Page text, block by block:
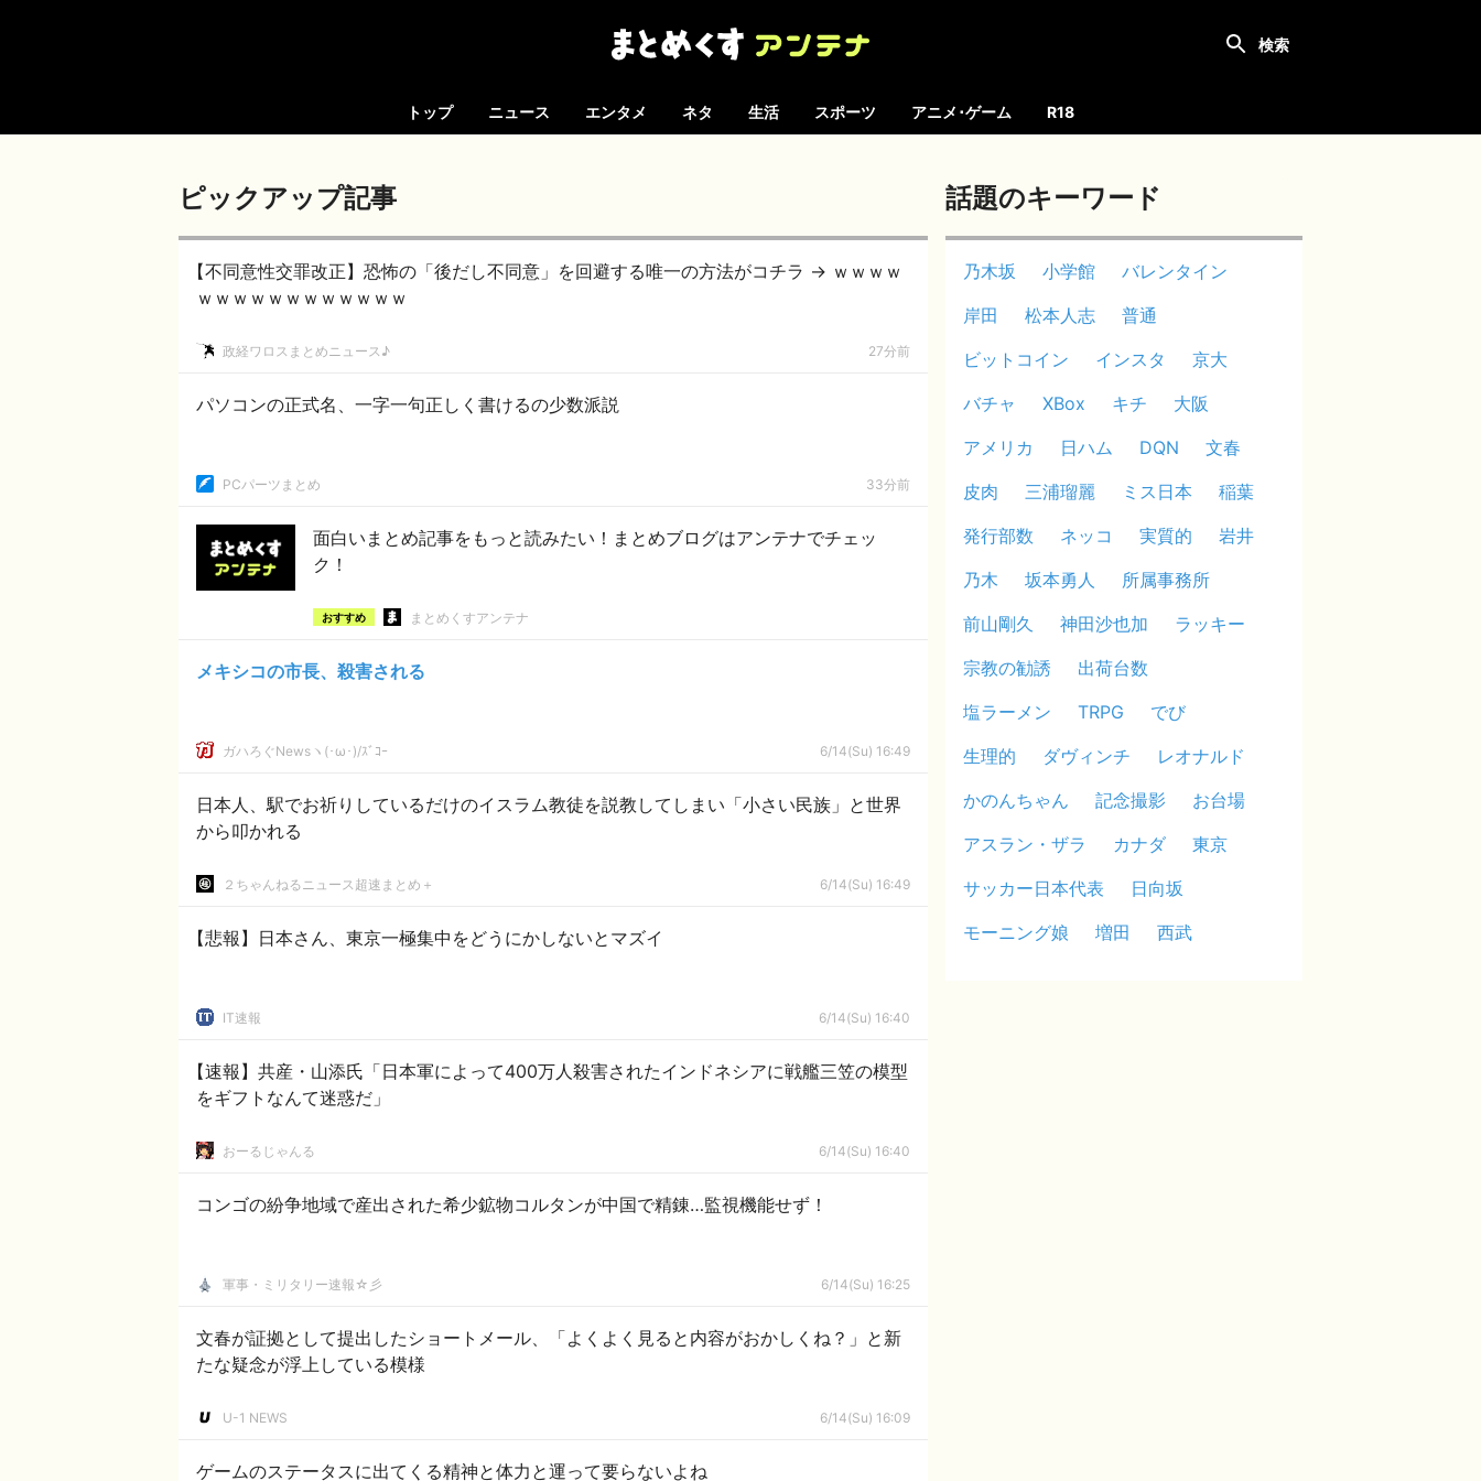
トップ ニュース エンタメ ネタ 生活 スポーツ アニメ･ゲーム R18
ピックアップ記事
【不同意性交罪改正】恐怖の「後だし不同意」を回避する唯一の方法がコチラ → ｗｗｗｗ
ｗｗｗｗｗｗｗｗｗｗｗｗ
政経ワロスまとめニュース♪ 27分前
パソコンの正式名、一字一句正しく書けるの少数派説
PCパーツまとめ 33分前
面白いまとめ記事をもっと読みたい！まとめブログはアンテナでチェッ
ク！
おすすめ まとめくすアンテナ
メキシコの市長、殺害される
ガハろぐNewsヽ(･ω･)/ｽﾞｺｰ 6/14(Su) 16:49
日本人、駅でお祈りしているだけのイスラム教徒を説教してしまい「小さい民族」と世界
から叩かれる
２ちゃんねるニュース超速まとめ＋ 6/14(Su) 16:49
【悲報】日本さん、東京一極集中をどうにかしないとマズイ
IT速報 6/14(Su) 16:40
【速報】共産・山添氏「日本軍によって400万人殺害されたインドネシアに戦艦三笠の模型
をギフトなんて迷惑だ」
おーるじゃんる 6/14(Su) 16:40
コンゴの紛争地域で産出された希少鉱物コルタンが中国で精錬…監視機能せず！
軍事・ミリタリー速報☆彡 6/14(Su) 16:25
文春が証拠として提出したショートメール、「よくよく見ると内容がおかしくね？」と新
たな疑念が浮上している模様
U-1 NEWS 6/14(Su) 16:09
ゲームのステータスに出てくる精神と体力と運って要らないよね
話題のキーワード
乃木坂 小学館
バレンタイン
岸田
松本人志
普通
ビットコイン
インスタ
京大
バチャ
XBox キチ
大阪
アメリカ
日ハム DQN
文春
皮肉
三浦瑠麗 ミス日本
稲葉
発行部数
ネッコ 実質的
岩井
乃木
坂本勇人
所属事務所
前山剛久
神田沙也加
ラッキー
宗教の勧誘
出荷台数
塩ラーメン
TRPG
でび
生理的
ダヴィンチ
レオナルド
かのんちゃん
記念撮影
お台場
アスラン・ザラ
カナダ
東京
サッカー日本代表
日向坂
モーニング娘
増田 西武